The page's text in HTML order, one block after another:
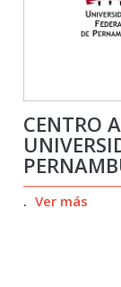
CENTRO
. Ver más